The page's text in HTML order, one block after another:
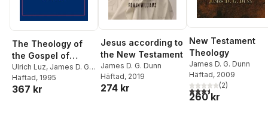
The Theology of
the Gospel of
Matthew
Ulrich Luz, James D. G.
Dunn
Häftad, 1995
367 kr
Jesus according to
the New Testament
James D. G. Dunn
Häftad, 2019
274 kr
New Testament
Theology
James D. G. Dunn
Häftad, 2009
3,5utav 5 stjärnor.
(2)
260 kr